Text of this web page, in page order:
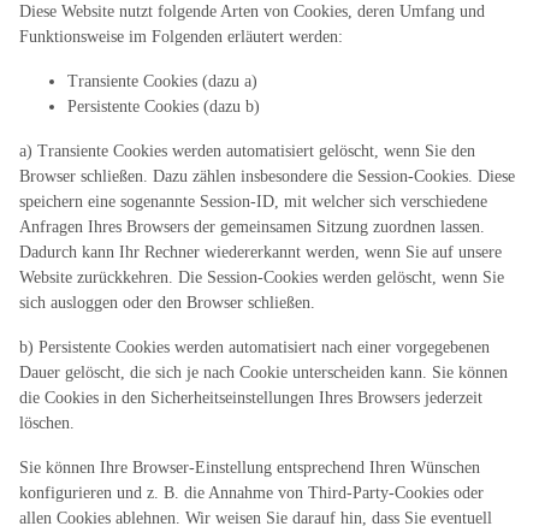
Diese Website nutzt folgende Arten von Cookies, deren Umfang und
Funktionsweise im Folgenden erläutert werden:
Transiente Cookies (dazu a)
Persistente Cookies (dazu b)
a) Transiente Cookies werden automatisiert gelöscht, wenn Sie den
Browser schließen. Dazu zählen insbesondere die Session-Cookies. Diese
speichern eine sogenannte Session-ID, mit welcher sich verschiedene
Anfragen Ihres Browsers der gemeinsamen Sitzung zuordnen lassen.
Dadurch kann Ihr Rechner wiedererkannt werden, wenn Sie auf unsere
Website zurückkehren. Die Session-Cookies werden gelöscht, wenn Sie
sich ausloggen oder den Browser schließen.
b) Persistente Cookies werden automatisiert nach einer vorgegebenen
Dauer gelöscht, die sich je nach Cookie unterscheiden kann. Sie können
die Cookies in den Sicherheitseinstellungen Ihres Browsers jederzeit
löschen.
Sie können Ihre Browser-Einstellung entsprechend Ihren Wünschen
konfigurieren und z. B. die Annahme von Third-Party-Cookies oder
allen Cookies ablehnen. Wir weisen Sie darauf hin, dass Sie eventuell